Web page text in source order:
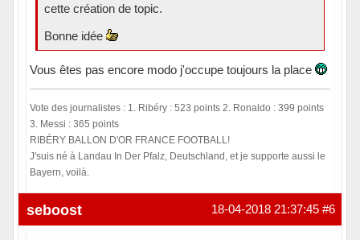
cette création de topic.
Bonne idée
Vous êtes pas encore modo j'occupe toujours la place
Vote des journalistes : 1. Ribéry : 523 points 2. Ronaldo : 399 points
3. Messi : 365 points
RIBÉRY BALLON D'OR FRANCE FOOTBALL!
J'suis né à Landau In Der Pfalz, Deutschland, et je supporte aussi le
Bayern, voilà.
Hors ligne #6
18-04-2018 21:37:45
seboost